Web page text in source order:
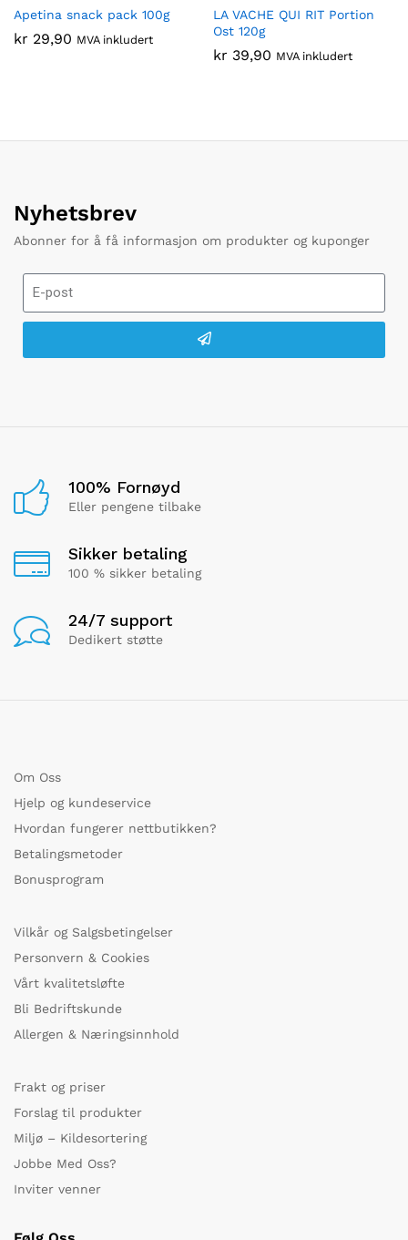
Apetina snack pack 100g
kr 29,90 MVA inkludert
LA VACHE QUI RIT Portion
Ost 120g
kr 39,90 MVA inkludert
Nyhetsbrev
Abonner for å få informasjon om produkter og kuponger
100% Fornøyd
Eller pengene tilbake
Sikker betaling
100 % sikker betaling
24/7 support
Dedikert støtte
Om Oss
Hjelp og kundeservice
Hvordan fungerer nettbutikken?
Betalingsmetoder
Bonusprogram
Vilkår og Salgsbetingelser
Personvern & Cookies
Vårt kvalitetsløfte
Bli Bedriftskunde
Allergen & Næringsinnhold
Frakt og priser
Forslag til produkter
Miljø – Kildesortering
Jobbe Med Oss?
Inviter venner